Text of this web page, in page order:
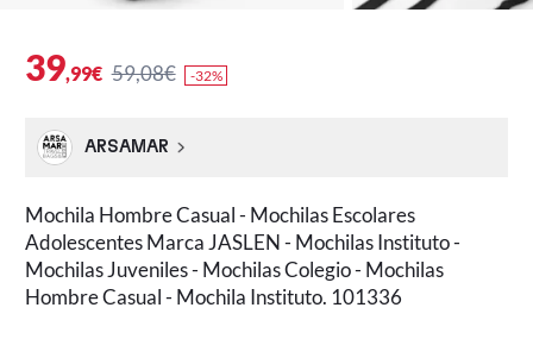
39,99€ 59,08€ -32%
ARSAMAR
Mochila Hombre Casual - Mochilas Escolares
Adolescentes Marca JASLEN - Mochilas Instituto -
Mochilas Juveniles - Mochilas Colegio - Mochilas
Hombre Casual - Mochila Instituto. 101336